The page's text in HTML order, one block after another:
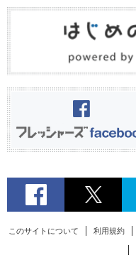
このサイトについて 利用規約